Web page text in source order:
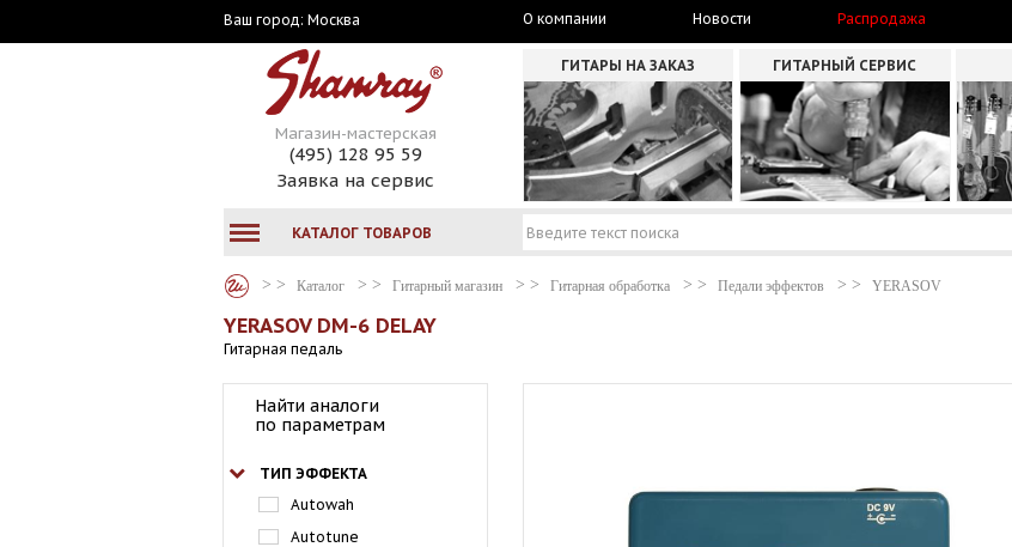
Ваш город: Москва О компании Новости Распродажа
Магазин-мастерская
(495) 128 95 59
Заявка на сервис
ГИТАРЫ НА ЗАКАЗ ГИТАРНЫЙ СЕРВИС
КАТАЛОГ ТОВАРОВ
Каталог Гитарный магазин Гитарная обработка Педали эффектов YERASOV
YERASOV DM-6 DELAY
Гитарная педаль
Найти аналоги
по параметрам
ТИП ЭФФЕКТА
Autowah
Autotune